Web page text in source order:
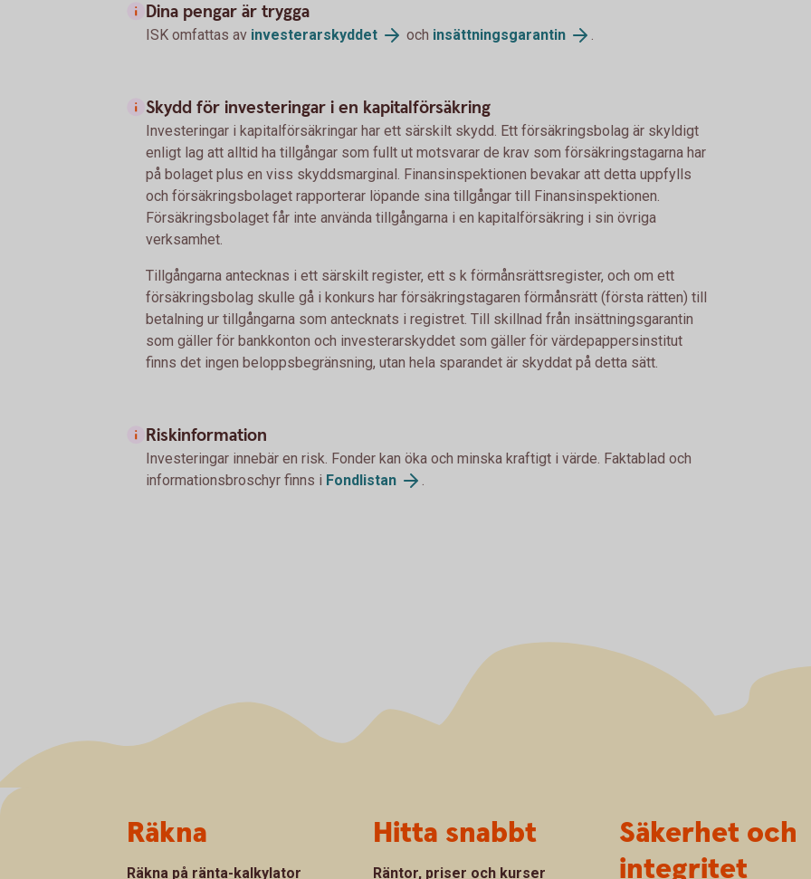
Dina pengar är trygga
ISK omfattas av investerarskyddet och insättningsgarantin .
Skydd för investeringar i en kapitalförsäkring
Investeringar i kapitalförsäkringar har ett särskilt skydd. Ett försäkringsbolag är skyldigt
enligt lag att alltid ha tillgångar som fullt ut motsvarar de krav som försäkringstagarna har
på bolaget plus en viss skyddsmarginal. Finansinspektionen bevakar att detta uppfylls
och försäkringsbolaget rapporterar löpande sina tillgångar till Finansinspektionen.
Försäkringsbolaget får inte använda tillgångarna i en kapitalförsäkring i sin övriga
verksamhet.
Tillgångarna antecknas i ett särskilt register, ett s k förmånsrättsregister, och om ett
försäkringsbolag skulle gå i konkurs har försäkringstagaren förmånsrätt (första rätten) till
betalning ur tillgångarna som antecknats i registret. Till skillnad från insättningsgarantin
som gäller för bankkonton och investerarskyddet som gäller för värdepappersinstitut
finns det ingen beloppsbegränsning, utan hela sparandet är skyddat på detta sätt.
Riskinformation
Investeringar innebär en risk. Fonder kan öka och minska kraftigt i värde. Faktablad och
informationsbroschyr finns i Fondlistan .
Räkna
Räkna på ränta-kalkylator
Hitta snabbt
Räntor, priser och kurser
Säkerhet och
integritet